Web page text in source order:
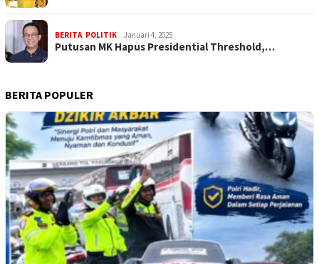
BERITA, POLITIK Januari 4, 2025
Putusan MK Hapus Presidential Threshold,…
BERITA POPULER